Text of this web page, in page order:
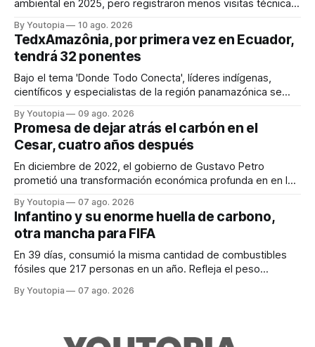
ambiental en 2025, pero registraron menos visitas técnicas
By Youtopia 10 ago. 2026
TedxAmazônia, por primera vez en Ecuador,
tendrá 32 ponentes
Bajo el tema 'Donde Todo Conecta', líderes indígenas,
científicos y especialistas de la región panamazónica se
By Youtopia 09 ago. 2026
Promesa de dejar atrás el carbón en el
Cesar, cuatro años después
En diciembre de 2022, el gobierno de Gustavo Petro
prometió una transformación económica profunda en en la
By Youtopia 07 ago. 2026
Infantino y su enorme huella de carbono,
otra mancha para FIFA
En 39 días, consumió la misma cantidad de combustibles
fósiles que 217 personas en un año. Refleja el peso
By Youtopia 07 ago. 2026